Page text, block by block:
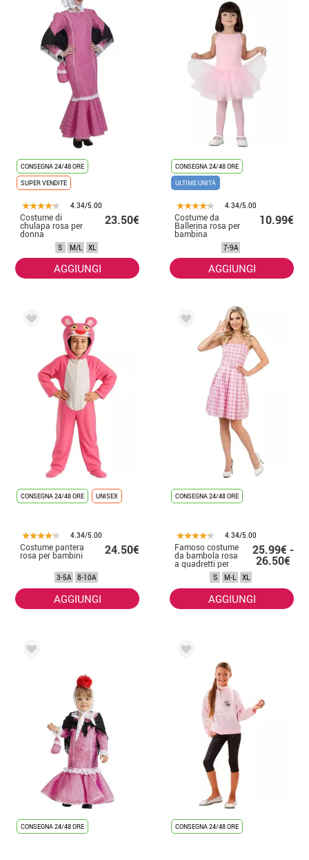
CONSEGNA 24/48 ORE
SUPER VENDITE
4.34/5.00
Costume di
chulapa rosa per
donna
23.50€
S M/L XL
AGGIUNGI
CONSEGNA 24/48 ORE
ULTIME UNITÀ
4.34/5.00
Costume da
Ballerina rosa per
bambina
10.99€
7-9A
AGGIUNGI
CONSEGNA 24/48 ORE UNISEX
4.34/5.00
Costume pantera
rosa per bambini 24.50€
3-5A 8-10A
AGGIUNGI
CONSEGNA 24/48 ORE
4.34/5.00
Famoso costume
da bambola rosa
a quadretti per
donna
25.99€ -
26.50€
S M-L XL
AGGIUNGI
CONSEGNA 24/48 ORE CONSEGNA 24/48 ORE